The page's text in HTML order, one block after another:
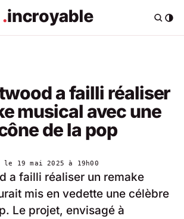
a failli réaliser
musical avec une
de la pop
le 19 mai 2025 à 19h00
a failli réaliser un remake
mis en vedette une célèbre
Le projet, envisagé à